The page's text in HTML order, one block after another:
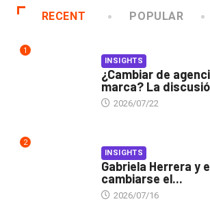
RECENT POPULAR
1
INSIGHTS
¿Cambiar de
marca? La
2026/07/22
2
INSIGHTS
Gabriela Herrera y
cambiarse el...
2026/07/16